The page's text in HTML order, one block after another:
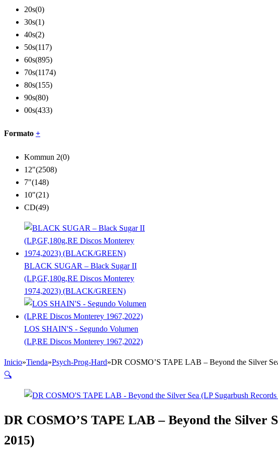
20s(0)
30s(1)
40s(2)
50s(117)
60s(895)
70s(1174)
80s(155)
90s(80)
00s(433)
Formato +
Kommun 2(0)
12"(2508)
7"(148)
10"(21)
CD(49)
BLACK SUGAR – Black Sugar II
(LP,GF,180g,RE Discos Monterey
1974,2023) (BLACK/GREEN)
LOS SHAIN'S - Segundo Volumen
(LP,RE Discos Monterey 1967,2022)
Inicio»Tienda»Psych-Prog-Hard»DR COSMO’S TAPE LAB – Beyond the Silver
🔍
DR COSMO’S TAPE LAB – Beyond the Silver
2015)